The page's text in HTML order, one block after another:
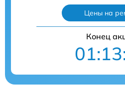
Цены на
Конец